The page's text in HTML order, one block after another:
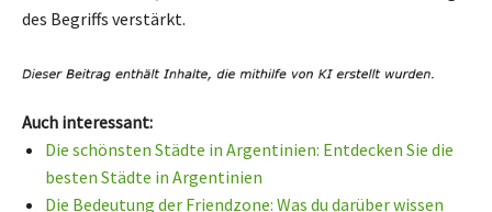
des Begriffs verstärkt.
Auch interessant:
Die schönsten Städte in Argentinien: Entdecken Sie die
besten Städte in Argentinien
Die Bedeutung der Friendzone: Was du darüber wissen